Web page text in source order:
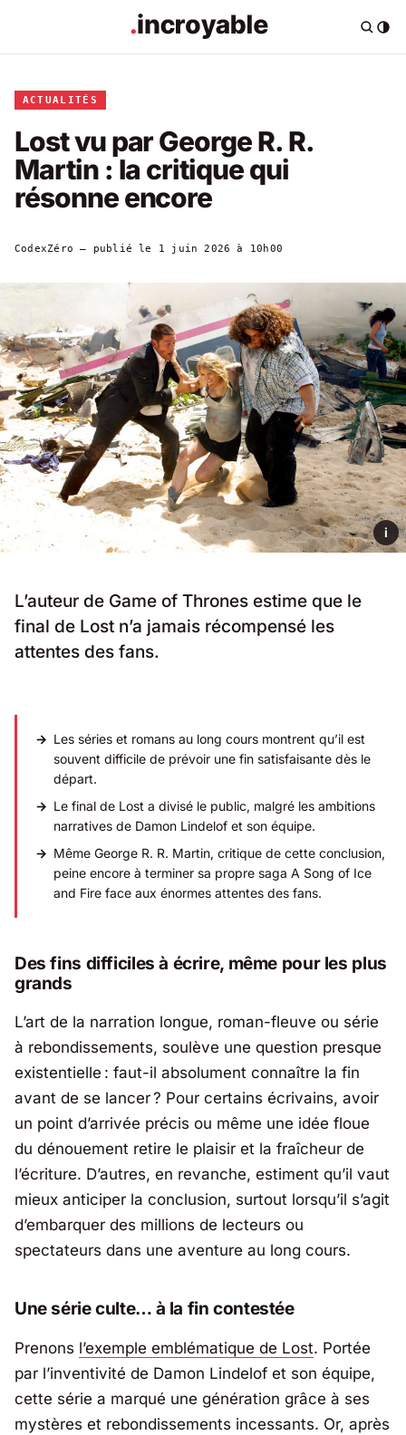
ACTUALITÉS
Lost vu par George R. R.
Martin : la critique qui
résonne encore
CodexZéro — publié le 1 juin 2026 à 10h00
i
L’auteur de Game of Thrones estime que le
final de Lost n’a jamais récompensé les
attentes des fans.
Les séries et romans au long cours montrent qu’il est
souvent difficile de prévoir une fin satisfaisante dès le
départ.
Le final de Lost a divisé le public, malgré les ambitions
narratives de Damon Lindelof et son équipe.
Même George R. R. Martin, critique de cette conclusion,
peine encore à terminer sa propre saga A Song of Ice
and Fire face aux énormes attentes des fans.
Des fins difficiles à écrire, même pour les plus
grands
L’art de la narration longue, roman-fleuve ou série
à rebondissements, soulève une question presque
existentielle : faut-il absolument connaître la fin
avant de se lancer ? Pour certains écrivains, avoir
un point d’arrivée précis ou même une idée floue
du dénouement retire le plaisir et la fraîcheur de
l’écriture. D’autres, en revanche, estiment qu’il vaut
mieux anticiper la conclusion, surtout lorsqu’il s’agit
d’embarquer des millions de lecteurs ou
spectateurs dans une aventure au long cours.
Une série culte… à la fin contestée
Prenons l’exemple emblématique de Lost. Portée
par l’inventivité de Damon Lindelof et son équipe,
cette série a marqué une génération grâce à ses
mystères et rebondissements incessants. Or, après